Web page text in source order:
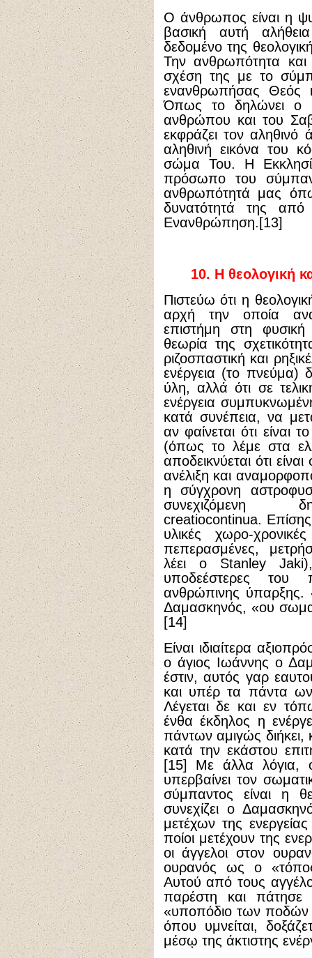
Ο άνθρωπος είναι η
βασική αυτή
δεδομένο της
Την ανθρωπότητα
σχέση της με το
ενανθρωπήσας Θεός
Όπως το δηλώνει ο
ανθρώπου και του
εκφράζει τον αληθινό
αληθινή εικόνα του
σώμα Του. Η
πρόσωπο του
ανθρωπότητά μας
δυνατότητά της από
Ενανθρώπηση.[13]
10. Η θεολογική
Πιστεύω ότι η
αρχή την οποία
επιστήμη στη
θεωρία της
ριζοσπαστική και
ενέργεια (το πνεύμα)
ύλη, αλλά ότι σε
ενέργεια
κατά συνέπεια, να
αν φαίνεται ότι
(όπως το λέμε στα
αποδεικνύεται ότι
ανέλιξη και
η σύγχρονη
συνεχιζόμενη
creatiocontinua.
υλικές χωρο-
πεπερασμένες,
λέει ο Stanley
υποδεέστερες του
ανθρώπινης
Δαμασκηνός, «ου
[14]
Είναι ιδιαίτερα
ο άγιος Ιωάννης ο
έστιν, αυτός γαρ
και υπέρ τα πάντα
Λέγεται δε και εν
ένθα έκδηλος η
πάντων αμιγώς διήκει,
κατά την εκάστου
[15] Με άλλα λόγια,
υπερβαίνει τον
σύμπαντος είναι η
συνεχίζει ο
μετέχων της
ποίοι μετέχουν της
οι άγγελοι στον
ουρανός ως ο
Αυτού από τους
παρέστη και
«υποπόδιο των ποδών
όπου υμνείται,
μέσῳ της άκτιστης